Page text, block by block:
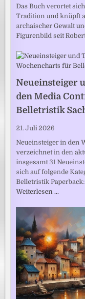
Das Buch verortet
Tradition und knüpft
archaischer Gewalt
Figurenbild seit
Neueinsteiger
den Media
Belletristik
21. Juli 2026
Neueinsteiger in den
verzeichnet in den
insgesamt 31
sich auf folgende
Belletristik
Weiterlesen …